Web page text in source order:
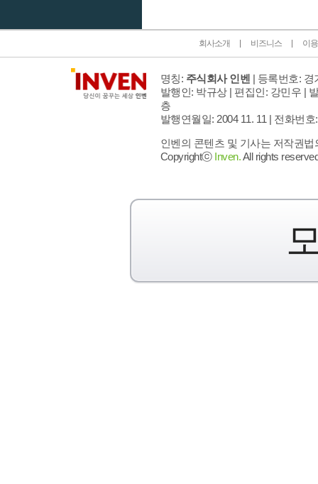
회사소개 비즈니스 이
명칭: 주식회사 인벤 | 등록번호: 경
발행인: 박규상 | 편집인: 강민우 |
층
발행연월일: 2004 11. 11 | 전화번호
인벤의 콘텐츠 및 기사는 저작권
Copyrightⓒ Inven.All rights